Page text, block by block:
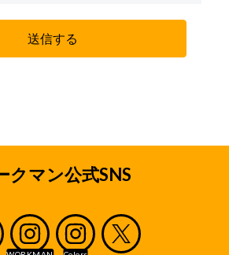
通じて収集する個人情報(本サイト
から収集させていただく、氏名、
、メールアドレス等、お客様個人
びワークマンとフランチャイズ契
フランチャイズ契約を締結してい
チャイジーの直営店及び加盟店を
、直営店と加盟店をあわせて「店
クマン公式SNS